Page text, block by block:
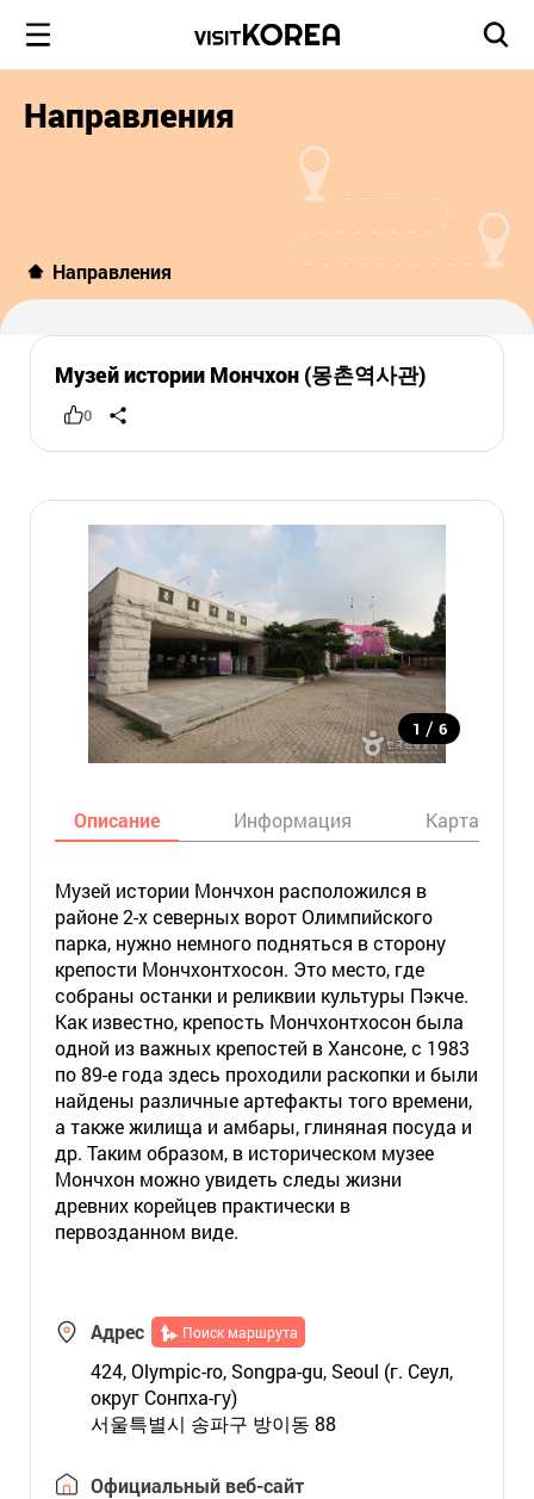
Направления
Направления
Музей истории Мончхон (몽촌역사관)
0
1 / 6
Описание Информация Карта
Музей истории Мончхон расположился в
районе 2-х северных ворот Олимпийского
парка, нужно немного подняться в сторону
крепости Мончхонтхосон. Это место, где
собраны останки и реликвии культуры Пэкче.
Как известно, крепость Мончхонтхосон была
одной из важных крепостей в Хансоне, с 1983
по 89-е года здесь проходили раскопки и были
найдены различные артефакты того времени,
а также жилища и амбары, глиняная посуда и
др. Таким образом, в историческом музее
Мончхон можно увидеть следы жизни
древних корейцев практически в
первозданном виде.
Адрес Поиск маршрута
424, Olympic-ro, Songpa-gu, Seoul (г. Сеул,
округ Сонпха-гу)
서울특별시 송파구 방이동 88
Официальный веб-сайт